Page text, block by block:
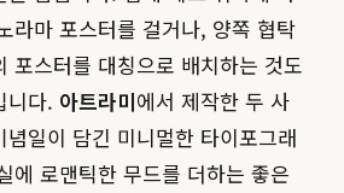
라마 포스터를 걸거나, 양쪽 협탁
포스터를 대칭으로 배치하는 것도
니다. 아트라미에서 제작한 두 사
일이 담긴 미니멀한 타이포그래
에 로맨틱한 무드를 더하는 좋은